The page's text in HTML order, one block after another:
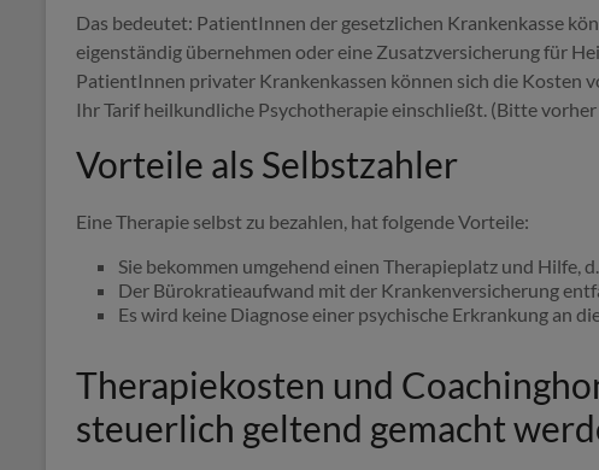
Das bedeutet: PatientInnen der gesetzlichen Krankenkasse
eigenständig übernehmen oder eine Zusatzversicherung für
PatientInnen privater Krankenkassen können sich die Kosten
Ihr Tarif heilkundliche Psychotherapie einschließt. (Bitte
Vorteile als Selbstzahler
Eine Therapie selbst zu bezahlen, hat folgende Vorteile:
Sie bekommen umgehend einen Therapieplatz und Hilfe,
Der Bürokratieaufwand mit der Krankenversicherung
Es wird keine Diagnose einer psychische Erkrankung an
Therapiekosten und
steuerlich geltend gemacht